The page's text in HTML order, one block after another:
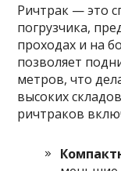
Ричтрак — это
погрузчика,
проходах и на
позволяет
метров, что
высоких
ричтраков